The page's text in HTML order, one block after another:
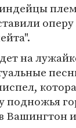
на
подножья
Вашингтон